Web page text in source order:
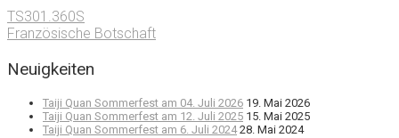
TS301.360S
Französische Botschaft
Neuigkeiten
Taiji Quan Sommerfest am 04. Juli 2026 19. Mai 2026
Taiji Quan Sommerfest am 12. Juli 2025 15. Mai 2025
Taiji Quan Sommerfest am 6. Juli 2024 28. Mai 2024